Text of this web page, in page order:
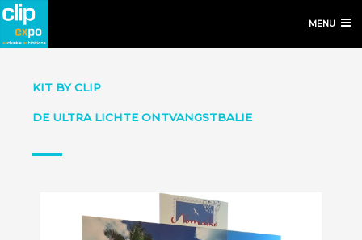
MENU
KIT BY CLIP
DE ULTRA LICHTE ONTVANGSTBALIE